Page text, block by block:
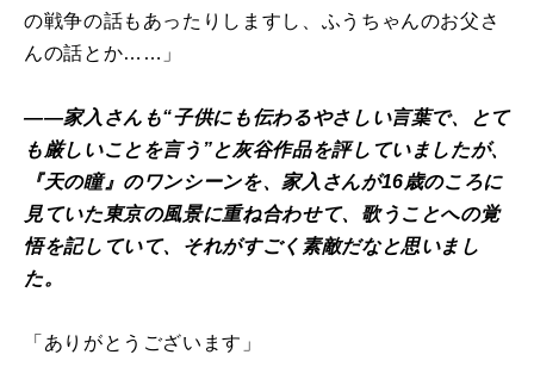
の戦争の話もあったりしますし、ふうちゃんのお父さ
んの話とか……」
――家入さんも“子供にも伝わるやさしい言葉で、とて
も厳しいことを言う”と灰谷作品を評していましたが、
『天の瞳』のワンシーンを、家入さんが16歳のころに
見ていた東京の風景に重ね合わせて、歌うことへの覚
悟を記していて、それがすごく素敵だなと思いまし
た。
「ありがとうございます」